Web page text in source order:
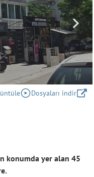
Dosyaları indir
konumda yer alan 45